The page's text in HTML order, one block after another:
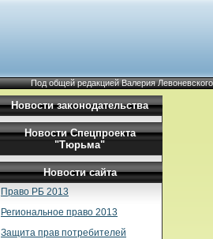
Под общей редакцией Валерия Левоневского
Новости законодательства
Новости Спецпроекта
"Тюрьма"
Новости сайта
Право РБ 2013
Региональное право 2013
Защита прав потребителей